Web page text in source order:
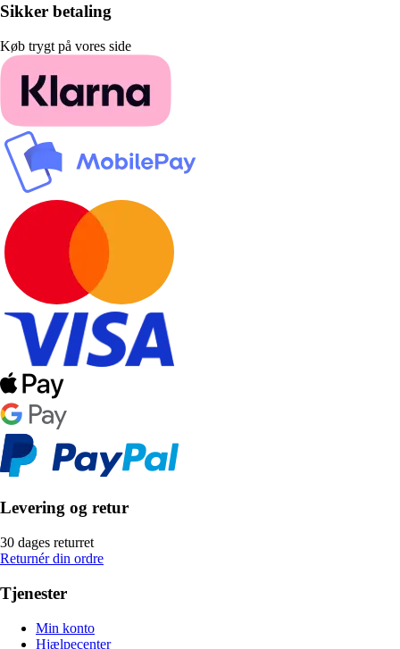
Sikker betaling
Køb trygt på vores side
Levering og retur
30 dages returret
Returnér din ordre
Tjenester
Min konto
Hjælpecenter